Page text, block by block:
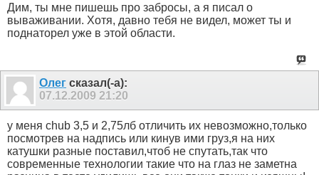
Дим, ты мне пишешь про забросы, а я писал о
вываживании. Хотя, давно тебя не видел, может ты и
поднаторел уже в этой области.
Олег сказал(-а):
07.12.2009 21:20
у меня chub 3,5 и 2,75лб отличить их невозможно,только
посмотрев на надпись или кинув ими груз,я на них
катушки разные поставил,чтоб не спутать,так что
современные технологии такие что на глаз не заметна